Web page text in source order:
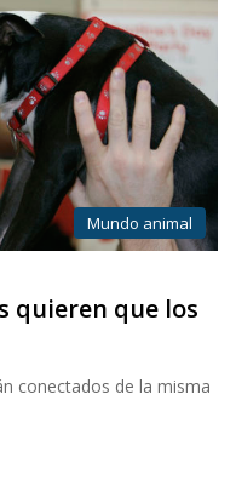
Mundo animal
quieren que los
conectados de la misma